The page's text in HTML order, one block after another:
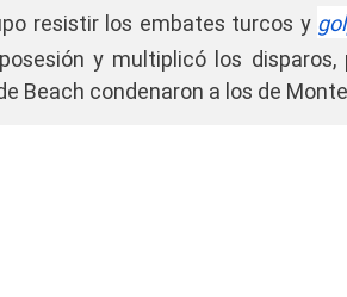
resistir los embates turcos y
y multiplicó los
Beach condenaron a los de